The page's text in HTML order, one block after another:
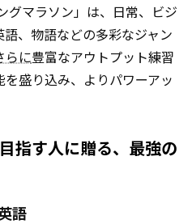
グマラソン」は、日常、ビジ
、物語などの多彩なジャン
らに豊富なアウトプット練習
盛り込み、よりパワーアッ
指す人に贈る、最強の
語